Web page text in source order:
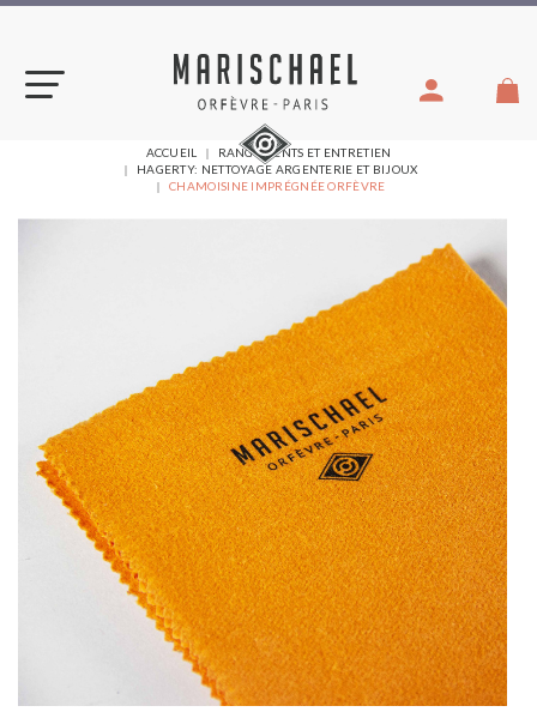
Aller
VOUS
ÊTES
ICI :
ACCUEIL
RANGEMENTS ET ENTRETIEN
HAGERTY: NETTOYAGE ARGENTERIE ET BIJOUX
CHAMOISINE IMPRÉGNÉE ORFÈVRE